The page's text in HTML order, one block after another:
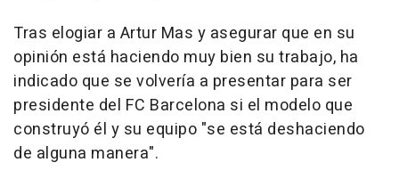
Tras elogiar a Artur Mas y asegurar que en su
opinión está haciendo muy bien su trabajo, ha
indicado que se volvería a presentar para ser
presidente del FC Barcelona si el modelo que
construyó él y su equipo "se está deshaciendo
de alguna manera".